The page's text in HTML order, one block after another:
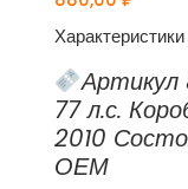
Артикул
77 л.с.
2010
ОЕМ